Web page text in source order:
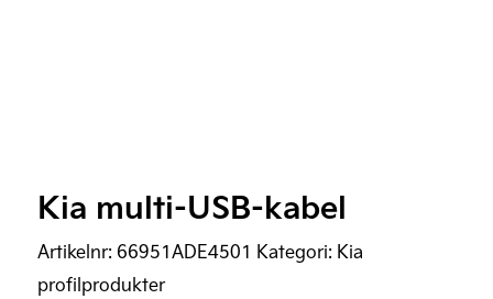
Kia multi-USB-kabel
Artikelnr: 66951ADE4501 Kategori: Kia
profilprodukter